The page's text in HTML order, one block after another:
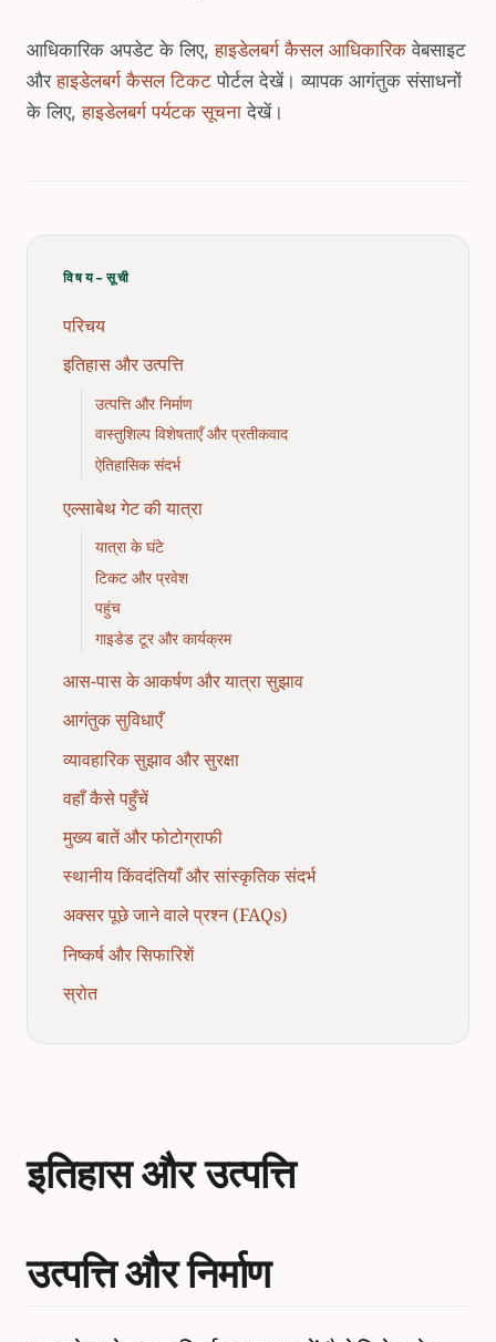
आधिकारिक अपडेट के लिए,हाइडेलबर्ग कैसल आधिकारिक वेबसाइट
औरहाइडेलबर्ग कैसल टिकट पोर्टल देखें। व्यापक आगंतुक संसाधनों
के लिए,हाइडेलबर्ग पर्यटक सूचना देखें।
विषय-सूची
परिचय
इतिहास और उत्पत्ति
उत्पत्ति और निर्माण
वास्तुशिल्प विशेषताएँ और प्रतीकवाद
ऐतिहासिक संदर्भ
एल्साबेथ गेट की यात्रा
यात्रा के घंटे
टिकट और प्रवेश
पहुंच
गाइडेड टूर और कार्यक्रम
आस-पास के आकर्षण और यात्रा सुझाव
आगंतुक सुविधाएँ
व्यावहारिक सुझाव और सुरक्षा
वहाँ कैसे पहुँचें
मुख्य बातें और फोटोग्राफी
स्थानीय किंवदंतियाँ और सांस्कृतिक संदर्भ
अक्सर पूछे जाने वाले प्रश्न (FAQs)
निष्कर्ष और सिफारिशें
स्रोत
इतिहास और उत्पत्ति
उत्पत्ति और निर्माण